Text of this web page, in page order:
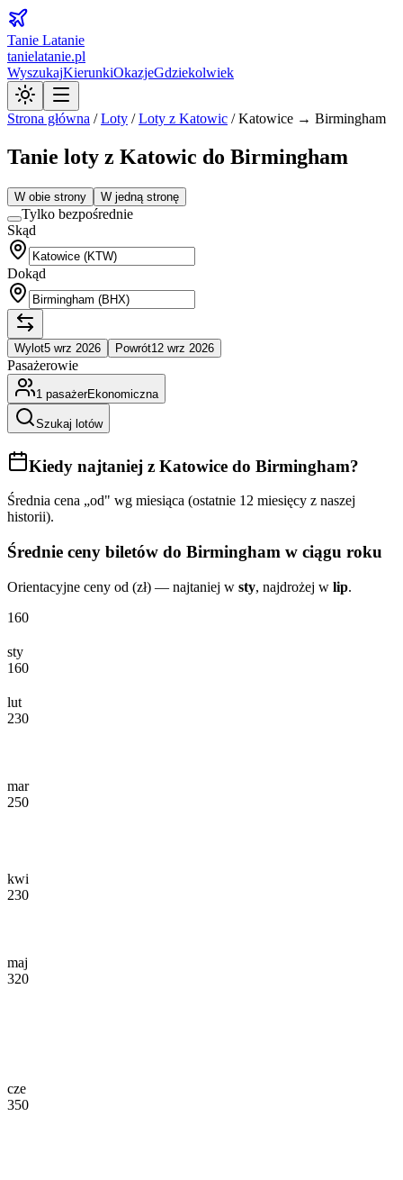
Tanie Latanie
tanielatanie.pl
WyszukajKierunkiOkazjeGdziekolwiek
Strona główna /Loty /Loty z Katowic /Katowice → Birmingham
Tanie loty z Katowic do Birmingham
W obie strony W jedną stronę
Tylko bezpośrednie
Skąd
Dokąd
Wylot5 wrz 2026 Powrót12 wrz 2026
Pasażerowie
1 pasażerEkonomiczna
Szukaj lotów
Kiedy najtaniej z Katowice do Birmingham?
Średnia cena „od" wg miesiąca (ostatnie 12 miesięcy z naszej
historii).
Średnie ceny biletów do Birmingham w ciągu roku
Orientacyjne ceny od (zł) — najtaniej w sty, najdrożej w lip.
160
sty
160
lut
230
mar
250
kwi
230
maj
320
cze
350